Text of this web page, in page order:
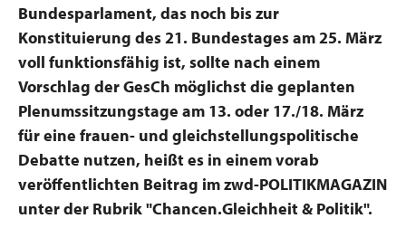
Bundesparlament, das noch bis zur
Konstituierung des 21. Bundestages am 25. März
voll funktionsfähig ist, sollte nach einem
Vorschlag der GesCh möglichst die geplanten
Plenumssitzungstage am 13. oder 17./18. März
für eine frauen- und gleichstellungspolitische
Debatte nutzen, heißt es in einem vorab
veröffentlichten Beitrag im zwd-POLITIKMAGAZIN
unter der Rubrik "Chancen.Gleichheit & Politik".